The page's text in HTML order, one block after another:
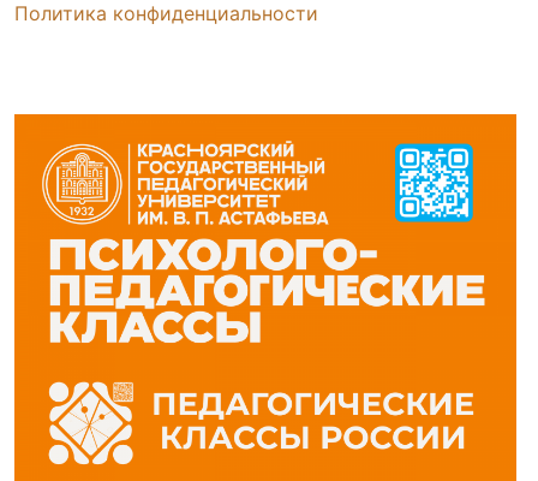
Политика конфиденциальности